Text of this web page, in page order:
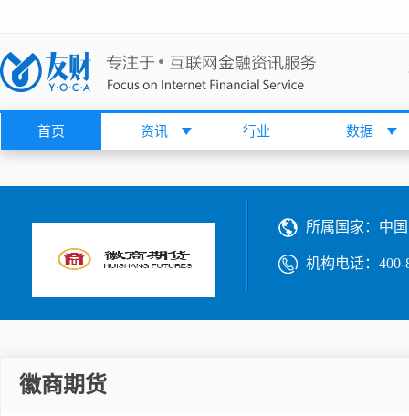
首页 资讯 行业 数据
所属国家： 中国
机构电话： 400-
徽商期货